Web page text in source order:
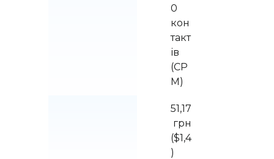
0
кон
такт
ів
(CP
M)
51,17
грн
($1,4
)